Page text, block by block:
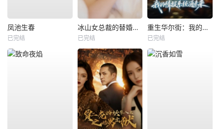
凤池生春
已完结
冰山女总裁的替婚兵王
已完结
重生华尔街：我的情报系统通未来
已完结